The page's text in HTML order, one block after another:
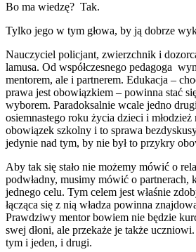
Bo ma wiedzę? Tak.
Tylko jego w tym głowa, by ją dobrze
Nauczyciel policjant, zwierzchnik i
lamusa. Od współczesnego pedagoga
mentorem, ale i partnerem. Edukacja –
prawa jest obowiązkiem – powinna stać
wyborem. Paradoksalnie wcale jedno
osiemnastego roku życia dzieci i młodzież
obowiązek szkolny i to sprawa
jedynie nad tym, by nie był to przykry
Aby tak się stało nie możemy mówić o
podwładny, musimy mówić o partnerach,
jednego celu. Tym celem jest właśnie
łącząca się z nią władza powinna
Prawdziwy mentor bowiem nie będzie
swej dłoni, ale przekaże je także
tym i jeden, i drugi.